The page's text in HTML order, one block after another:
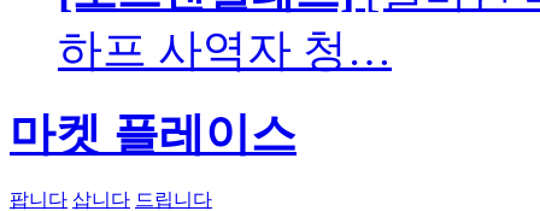
하프 사역자 청…
마켓 플레이스
팝니다 삽니다 드립니다